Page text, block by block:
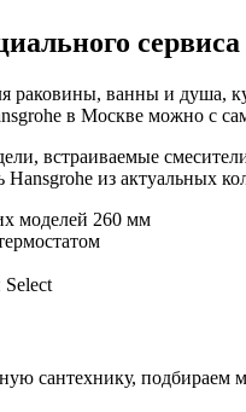
сервиса
раковины, ванны и душа,
в Москве можно с
встраиваемые
из актуальных
моделей 260 мм
сантехнику, подбираем